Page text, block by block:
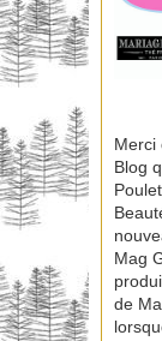
Merci
Blog
Mag
de